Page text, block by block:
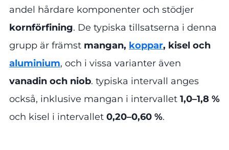
andel hårdare komponenter och stödjer
kornförfining. De typiska tillsatserna i denna
grupp är främst mangan, koppar, kisel och
aluminium, och i vissa varianter även
vanadin och niob. typiska intervall anges
också, inklusive mangan i intervallet 1,0–1,8 %
och kisel i intervallet 0,20–0,60 %.